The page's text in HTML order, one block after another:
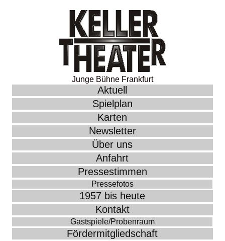
Junge Bühne Frankfurt
Aktuell
Spielplan
Karten
Newsletter
Über uns
Anfahrt
Pressestimmen
Pressefotos
1957 bis heute
Kontakt
Gastspiele/Probenraum
Fördermitgliedschaft